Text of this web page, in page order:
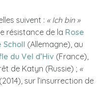
suivent : « Ich bin »
résistance de la Rose
Scholl (Allemagne), au
du Vel d’Hiv (France),
de Katyn (Russie) ; «
sur l’insurrection de